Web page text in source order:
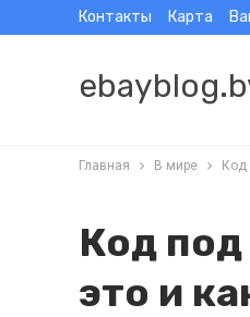
Контакты Карта
Главная В мире Код
Код
это и